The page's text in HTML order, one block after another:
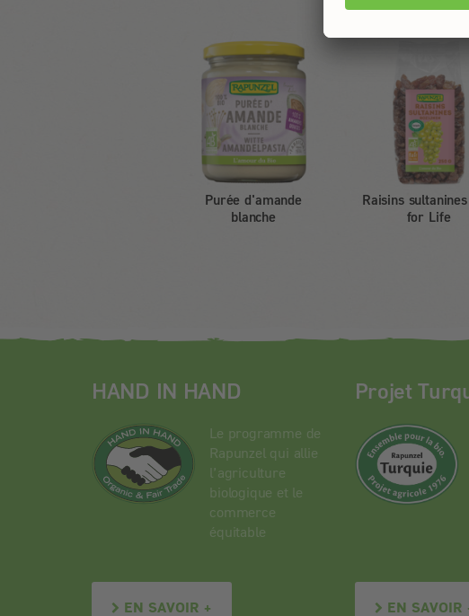
Purée d'amande
blanche
Raisins
for Life
HAND IN HAND
Le programme de
Rapunzel qui allie
l’agriculture
biologique et le
commerce
équitable
EN SAVOIR +
Projet
EN SAVOIR